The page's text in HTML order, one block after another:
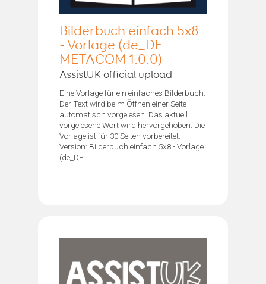
Bilderbuch einfach 5x8
- Vorlage (de_DE
METACOM 1.0.0)
AssistUK official upload
Eine Vorlage für ein einfaches Bilderbuch.
Der Text wird beim Öffnen einer Seite
automatisch vorgelesen. Das aktuell
vorgelesene Wort wird hervorgehoben. Die
Vorlage ist für 30 Seiten vorbereitet.
Version: Bilderbuch einfach 5x8 - Vorlage
(de_DE...